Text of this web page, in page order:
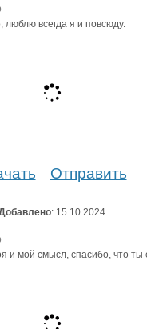
Отправить
: 15.10.2024